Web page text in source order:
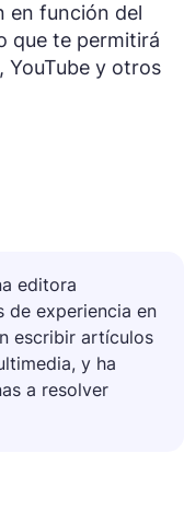
en función del
que te permitirá
YouTube y otros
editora
de experiencia en
escribir artículos
y ha
a resolver